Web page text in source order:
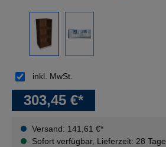
303,45 €*
Versand: 141,61 €*
Sofort verfügbar, Lieferzeit: 28 Tage
inkl. MwSt.